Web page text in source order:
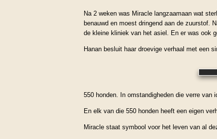
Na 2 weken was Miracle langzaamaan wat
benauwd en moest dringend aan de zuurstof.
de kleine kliniek van het asiel. En er was ook
Hanan besluit haar droevige verhaal met een
550 honden. In omstandigheden die verre van
En elk van die 550 honden heeft een eigen
Miracle staat symbool voor het leven van al